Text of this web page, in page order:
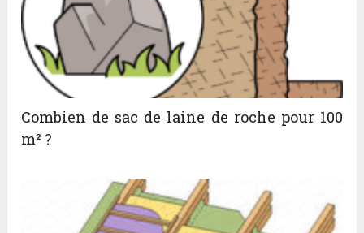
Combien de sac de laine de roche pour 100
m² ?